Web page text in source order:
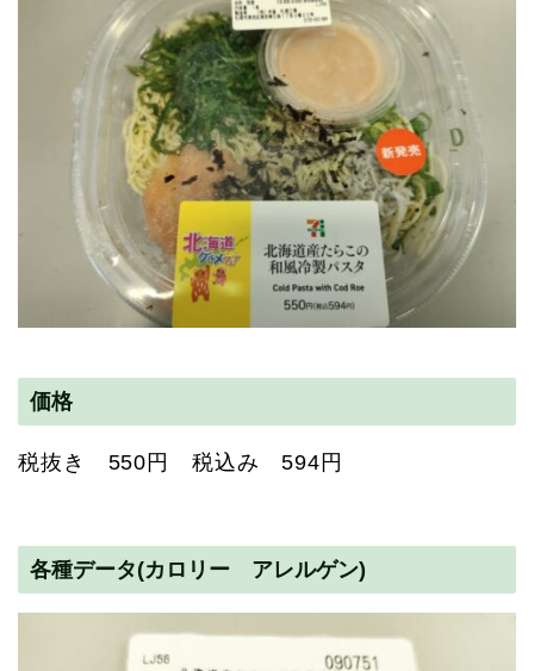
価格
税抜き 550円 税込み 594円
各種データ(カロリー アレルゲン)